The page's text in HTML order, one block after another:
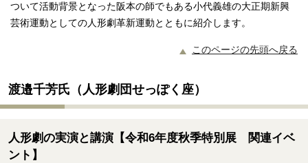
ついて活動背景となった阪本の師でもある小代義雄の大正期新興
芸術運動としての人形劇革新運動とともに紹介します。
このページの先頭へ戻る
渡邉千芳氏（人形劇団せっぽく座）
人形劇の実演と講演【令和6年度秋季特別展 関連イベ
ント】